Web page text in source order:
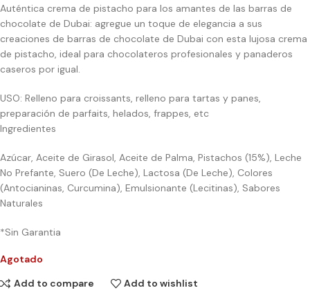
Auténtica crema de pistacho para los amantes de las barras de
chocolate de Dubai: agregue un toque de elegancia a sus
creaciones de barras de chocolate de Dubai con esta lujosa crema
de pistacho, ideal para chocolateros profesionales y panaderos
caseros por igual.
USO: Relleno para croissants, relleno para tartas y panes,
preparación de parfaits, helados, frappes, etc
Ingredientes
Azúcar, Aceite de Girasol, Aceite de Palma, Pistachos (15%), Leche
No Prefante, Suero (De Leche), Lactosa (De Leche), Colores
(Antocianinas, Curcumina), Emulsionante (Lecitinas), Sabores
Naturales
*Sin Garantia
Agotado
Add to compare
Add to wishlist